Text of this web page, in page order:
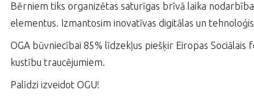
Bērniem tiks organizētas saturīgas brīvā laika
elementus. Izmantosim inovatīvas digitālas un
OGA būvniecībai 85% līdzekļus piešķir Eiropas
kustību traucējumiem.
Palīdzi izveidot OGU!